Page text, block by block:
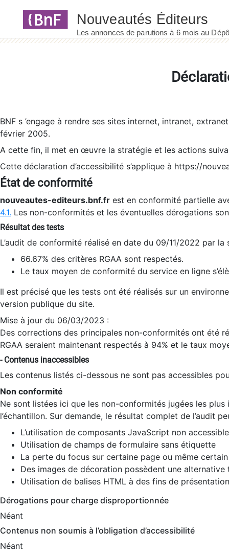
BNF s ’engage à rendre ses sites internet, intranet,
février 2005.
A cette fin, il met en œuvre la stratégie et les actions
Cette déclaration d’accessibilité s’applique à https://
État de conformité
nouveautes-editeurs.bnf.fr est en conformité partielle
4.1. Les non-conformités et les éventuelles dérogations
Résultat des tests
L’audit de conformité réalisé en date du 09/11/2022 par
66.67% des critères RGAA sont respectés.
Le taux moyen de conformité du service en ligne
Il est précisé que les tests ont été réalisés sur un
version publique du site.
Mise à jour du 06/03/2023 :
Des corrections des principales non-conformités ont été
RGAA seraient maintenant respectés à 94% et le taux
- Contenus inaccessibles
Les contenus listés ci-dessous ne sont pas accessibles
Non conformité
Ne sont listées ici que les non-conformités jugées les
l’échantillon. Sur demande, le résultat complet de l’audit
L’utilisation de composants JavaScript non
Utilisation de champs de formulaire sans étiquette
La perte du focus sur certaine page ou même
Des images de décoration possèdent une alternative
Utilisation de balises HTML à des fins de
Dérogations pour charge disproportionnée
Néant
Contenus non soumis à l’obligation d’accessibilité
Néant